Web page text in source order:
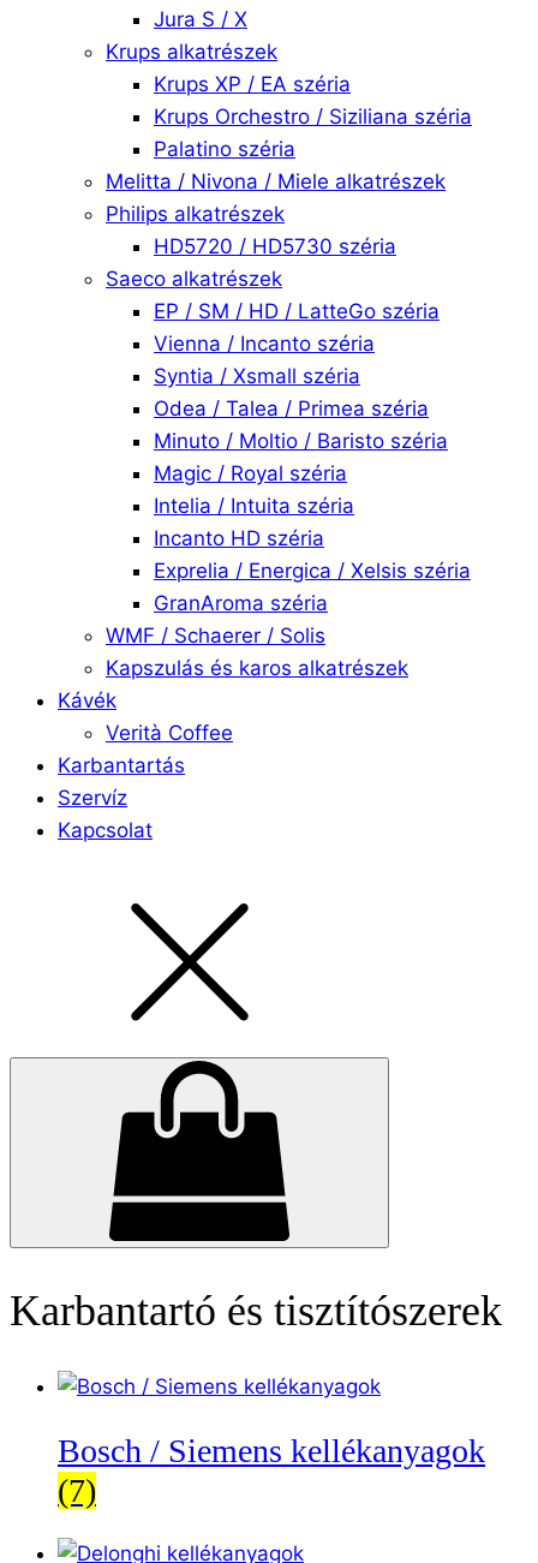
Jura S / X
Krups alkatrészek
Krups XP / EA széria
Krups Orchestro / Siziliana széria
Palatino széria
Melitta / Nivona / Miele alkatrészek
Philips alkatrészek
HD5720 / HD5730 széria
Saeco alkatrészek
EP / SM / HD / LatteGo széria
Vienna / Incanto széria
Syntia / Xsmall széria
Odea / Talea / Primea széria
Minuto / Moltio / Baristo széria
Magic / Royal széria
Intelia / Intuita széria
Incanto HD széria
Exprelia / Energica / Xelsis széria
GranAroma széria
WMF / Schaerer / Solis
Kapszulás és karos alkatrészek
Kávék
Verità Coffee
Karbantartás
Szervíz
Kapcsolat
Karbantartó és tisztítószerek
Bosch / Siemens kellékanyagok
(7)